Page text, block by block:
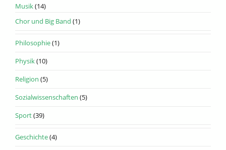
Musik(14)
Chor und Big Band (1)
Philosophie(1)
Physik(10)
Religion (5)
Sozialwissenschaften (5)
Sport(39)
Geschichte(4)